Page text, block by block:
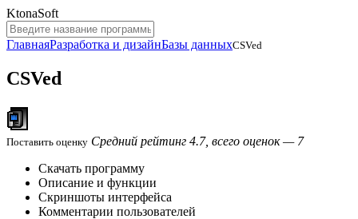
KtonaSoft
ГлавнаяРазработка и дизайнБазы данныхCSVed
CSVed
Поставить оценку Средний рейтинг 4.7, всего оценок — 7
Скачать программу
Описание и функции
Скриншоты интерфейса
Комментарии пользователей